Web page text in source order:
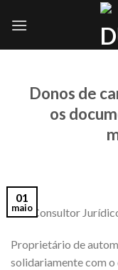
Donos de
os
01
maio
Via: Consultor
Proprietário de
solidariamente com